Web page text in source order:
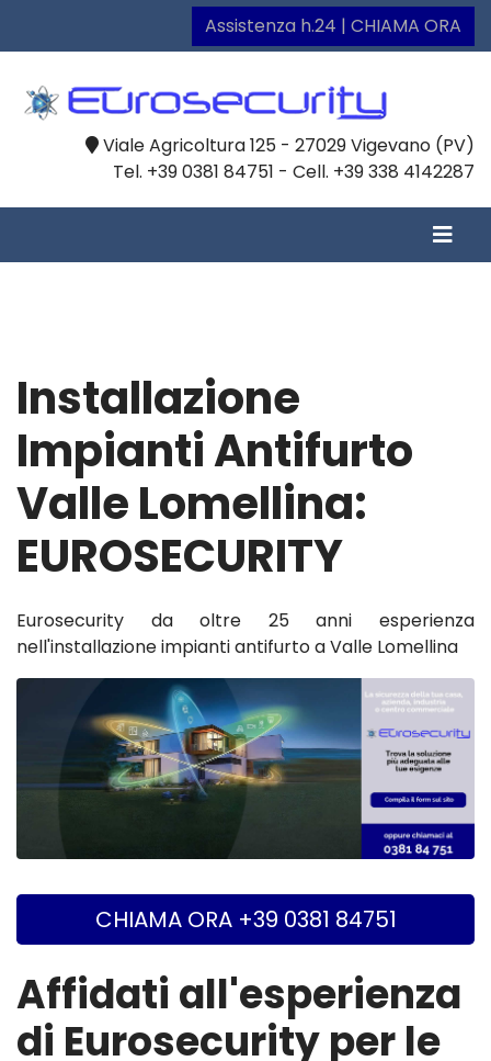
Assistenza h.24 | CHIAMA ORA
Viale Agricoltura 125 - 27029 Vigevano (PV)
Tel. +39 0381 84751 - Cell. +39 338 4142287
Installazione
Impianti Antifurto
Valle Lomellina:
EUROSECURITY
Eurosecurity da oltre 25 anni esperienza
nell'installazione impianti antifurto a Valle Lomellina
CHIAMA ORA +39 0381 84751
Affidati all'esperienza
di Eurosecurity per le